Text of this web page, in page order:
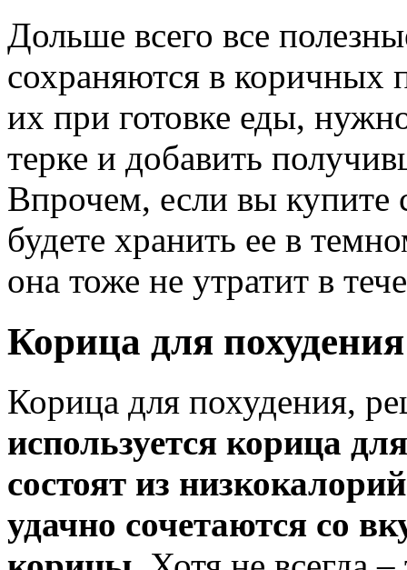
Дольше всего все
сохраняются в коричных
их при готовке еды,
терке и добавить
Впрочем, если вы
будете хранить ее в
она тоже не утратит в
Корица для
Корица для похудения,
используется корица
состоят из
удачно сочетаются со